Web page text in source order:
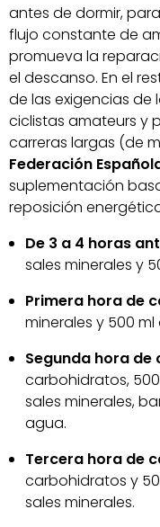
antes de dormir,
flujo constante de
promueva la
el descanso. En el
de las exigencias de
ciclistas amateurs y
carreras largas (de
Federación
suplementación
reposición
De 3 a 4 horas
sales minerales y
Primera hora de
minerales y 500
Segunda hora de
carbohidratos,
sales minerales,
agua.
Tercera hora de
carbohidratos y
sales minerales.